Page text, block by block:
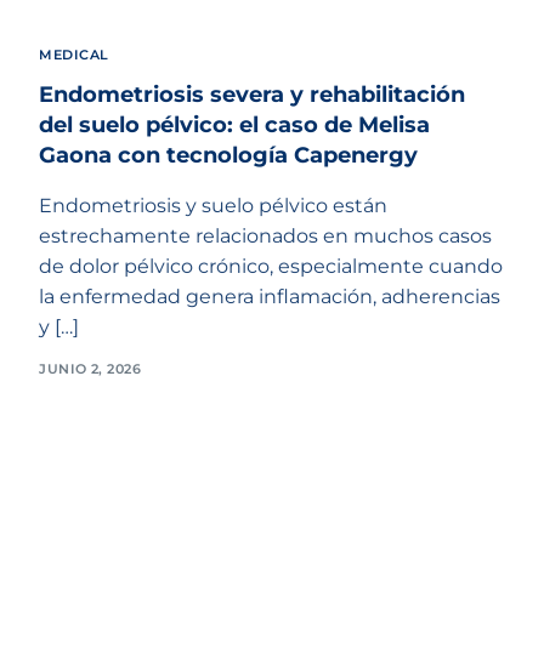
MEDICAL
Endometriosis severa y rehabilitación
del suelo pélvico: el caso de Melisa
Gaona con tecnología Capenergy
Endometriosis y suelo pélvico están
estrechamente relacionados en muchos casos
de dolor pélvico crónico, especialmente cuando
la enfermedad genera inflamación, adherencias
y […]
JUNIO 2, 2026